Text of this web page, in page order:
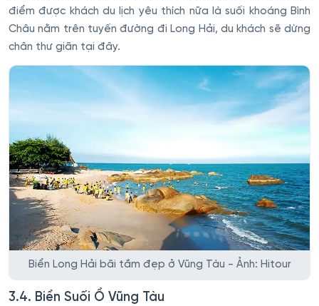
điểm được khách du lịch yêu thích nữa là suối khoáng Bình
Châu nằm trên tuyến đường đi Long Hải, du khách sẽ dừng
chân thư giãn tại đây.
Biển Long Hải bãi tắm đẹp ở Vũng Tàu - Ảnh: Hitour
3.4. Biển Suối Ồ Vũng Tàu